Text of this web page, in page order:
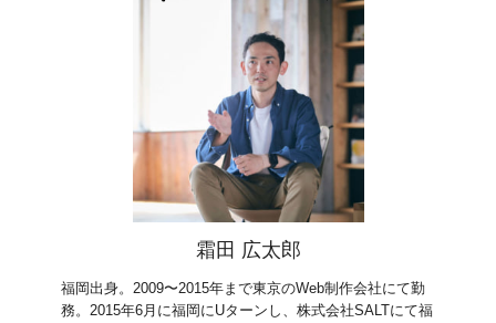
霜田 広太郎
福岡出身。2009〜2015年まで東京のWeb制作会社にて勤
務。2015年6月に福岡にUターンし、株式会社SALTにて福